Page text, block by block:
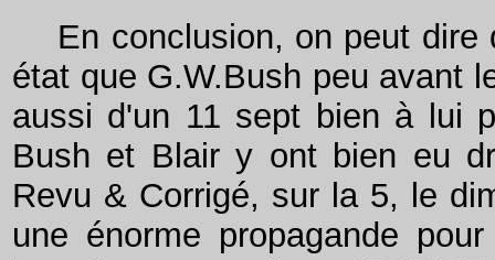
En conclusion, on peut dire
état que G.W.Bush peu avant
aussi d'un 11 sept bien à lui
Bush et Blair y ont bien eu
Revu & Corrigé, sur la 5, le
une énorme propagande